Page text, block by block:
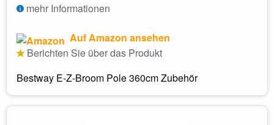
mehr Informationen
Auf Amazon ansehen
Berichten Sie über das Produkt
Bestway E-Z-Broom Pole 360cm Zubehör